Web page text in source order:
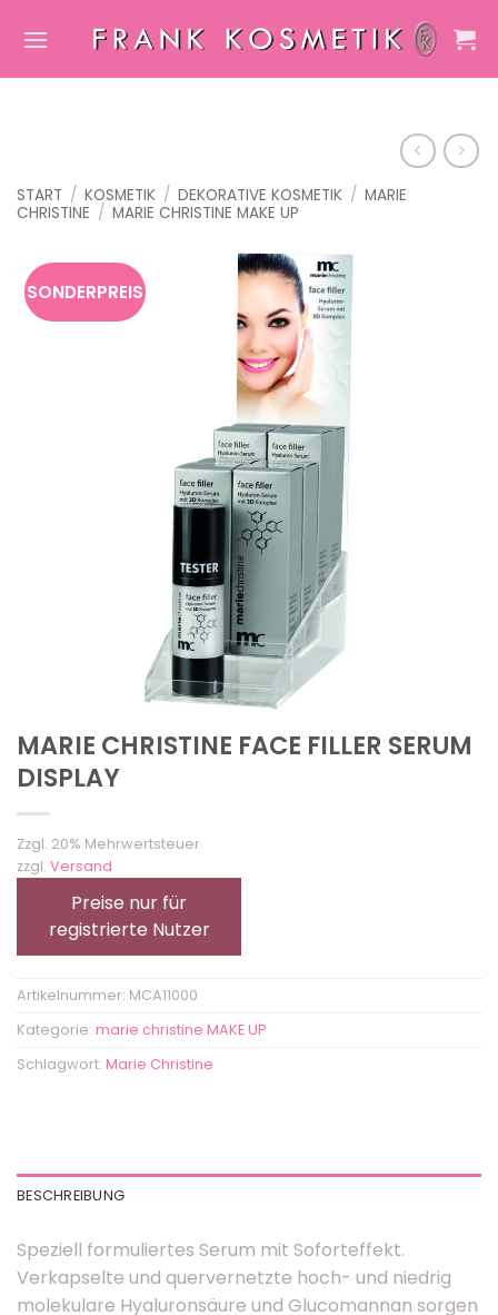
Inhalt
START / KOSMETIK / DEKORATIVE KOSMETIK / MARIE
CHRISTINE / MARIE CHRISTINE MAKE UP
SONDERPREIS
MARIE CHRISTINE FACE FILLER SERUM
DISPLAY
Zzgl. 20% Mehrwertsteuer
zzgl. Versand
Preise nur für
registrierte Nutzer
Artikelnummer: MCA11000
Kategorie: marie christine MAKE UP
Schlagwort: Marie Christine
BESCHREIBUNG
Speziell formuliertes Serum mit Soforteffekt.
Verkapselte und quervernetzte hoch- und niedrig
molekulare Hyaluronsäure und Glucomannan sorgen